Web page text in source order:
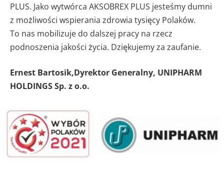
PLUS. Jako wytwórca AKSOBREX PLUS jesteśmy dumni
z możliwości wspierania zdrowia tysięcy Polaków.
To nas mobilizuje do dalszej pracy na rzecz
podnoszenia jakości życia. Dziękujemy za zaufanie.
Ernest Bartosik,Dyrektor Generalny, UNIPHARM
HOLDINGS Sp. z o.o.